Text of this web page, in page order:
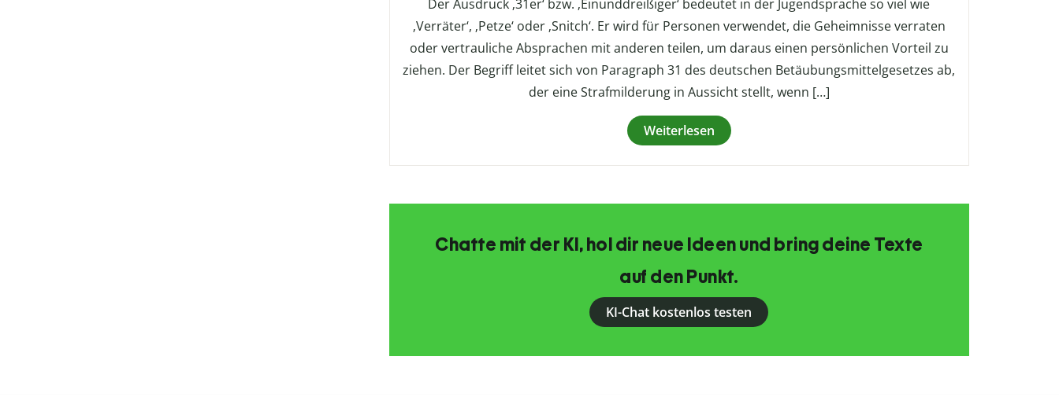
Der Ausdruck ‚31er‘ bzw. ‚Einunddreißiger‘ bedeutet in der Jugendsprache so viel wie
‚Verräter‘, ‚Petze‘ oder ‚Snitch‘. Er wird für Personen verwendet, die Geheimnisse verraten
oder vertrauliche Absprachen mit anderen teilen, um daraus einen persönlichen Vorteil zu
ziehen. Der Begriff leitet sich von Paragraph 31 des deutschen Betäubungsmittelgesetzes ab,
der eine Strafmilderung in Aussicht stellt, wenn […]
Weiterlesen
Chatte mit der KI, hol dir neue Ideen und bring deine Texte
auf den Punkt.
KI-Chat kostenlos testen